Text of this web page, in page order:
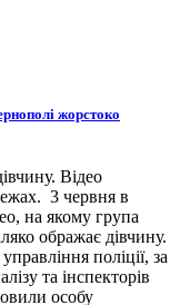
жорстоко
Відео
3 червня в
на якому група
ображає дівчину.
поліції, за
та інспекторів
особу